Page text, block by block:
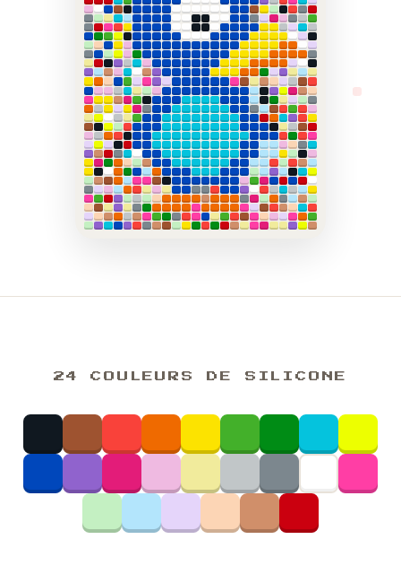
24 COULEURS DE SILICONE